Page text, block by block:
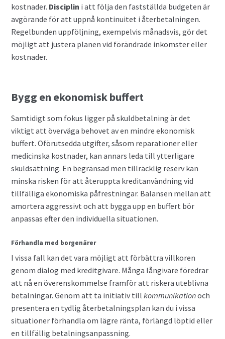
kostnader. Disciplin i att följa den fastställda budgeten är
avgörande för att uppnå kontinuitet i återbetalningen.
Regelbunden uppföljning, exempelvis månadsvis, gör det
möjligt att justera planen vid förändrade inkomster eller
kostnader.
Bygg en ekonomisk buffert
Samtidigt som fokus ligger på skuldbetalning är det
viktigt att överväga behovet av en mindre ekonomisk
buffert. Oförutsedda utgifter, såsom reparationer eller
medicinska kostnader, kan annars leda till ytterligare
skuldsättning. En begränsad men tillräcklig reserv kan
minska risken för att återuppta kreditanvändning vid
tillfälliga ekonomiska påfrestningar. Balansen mellan att
amortera aggressivt och att bygga upp en buffert bör
anpassas efter den individuella situationen.
Förhandla med borgenärer
I vissa fall kan det vara möjligt att förbättra villkoren
genom dialog med kreditgivare. Många långivare föredrar
att nå en överenskommelse framför att riskera uteblivna
betalningar. Genom att ta initiativ tillkommunikationoch
presentera en tydlig återbetalningsplan kan du i vissa
situationer förhandla om lägre ränta, förlängd löptid eller
en tillfällig betalningsanpassning.